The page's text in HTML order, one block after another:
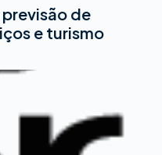
de
e turismo
PáginaPágina Página